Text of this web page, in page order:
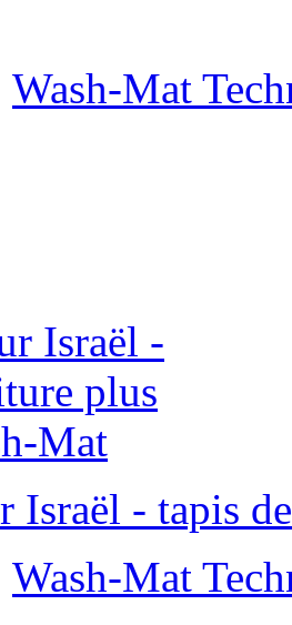
Wash-Mat
Israël - tapis
Wash-Mat